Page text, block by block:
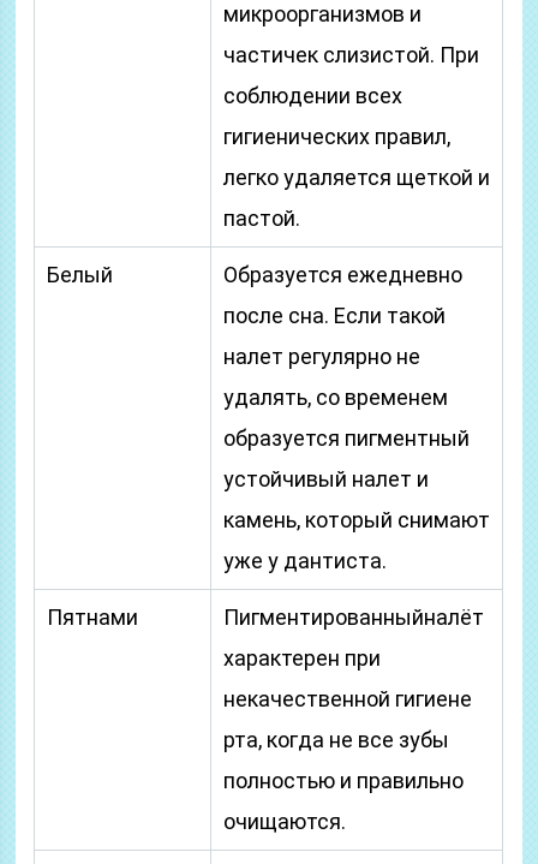
микроорганизмов и
частичек слизистой. При
соблюдении всех
гигиенических правил,
легко удаляется щеткой и
пастой.
Белый
Образуется ежедневно
после сна. Если такой
налет регулярно не
удалять, со временем
образуется пигментный
устойчивый налет и
камень, который снимают
уже у дантиста.
Пятнами
Пигментированныйналёт
характерен при
некачественной гигиене
рта, когда не все зубы
полностью и правильно
очищаются.